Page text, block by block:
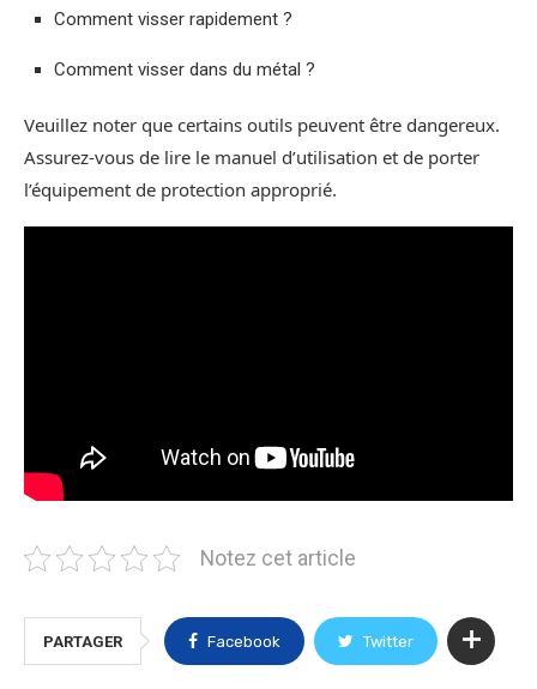
Comment visser rapidement ?
Comment visser dans du métal ?
Veuillez noter que certains outils peuvent être dangereux.
Assurez-vous de lire le manuel d’utilisation et de porter
l’équipement de protection approprié.
Notez cet article
PARTAGER Facebook Twitter